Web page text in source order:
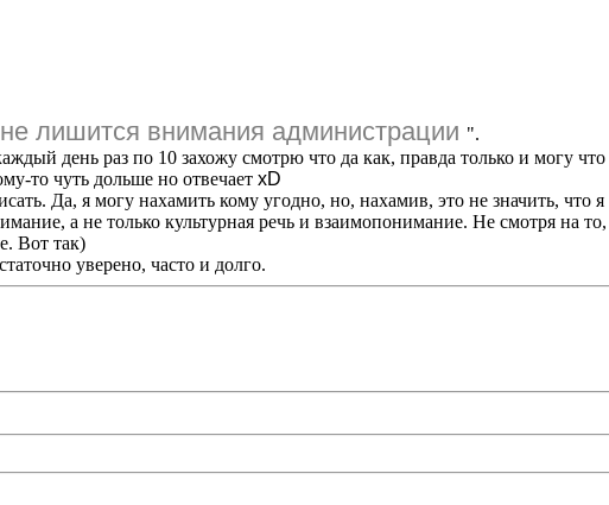
лишится внимания администрации ".
день раз по 10 захожу смотрю что да как, правда только и могу что
то чуть дольше но отвечает xD
Да, я могу нахамить кому угодно, но, нахамив, это не значить,
а не только культурная речь и взаимопонимание. Не смотря на
Вот так)
уверено, часто и долго.